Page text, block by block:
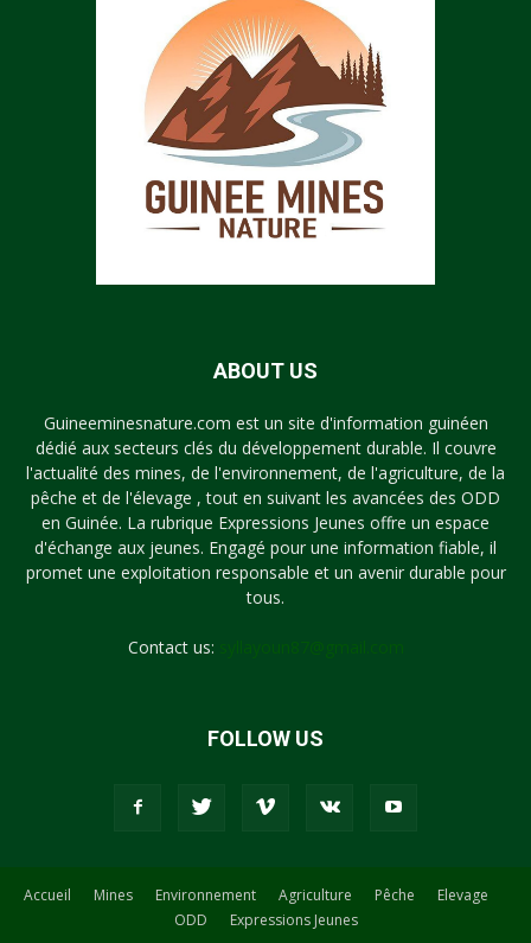
ABOUT US
Guineeminesnature.com est un site d'information guinéen
dédié aux secteurs clés du développement durable. Il couvre
l'actualité des mines, de l'environnement, de l'agriculture, de la
pêche et de l'élevage , tout en suivant les avancées des ODD
en Guinée. La rubrique Expressions Jeunes offre un espace
d'échange aux jeunes. Engagé pour une information fiable, il
promet une exploitation responsable et un avenir durable pour
tous.
Contact us:
FOLLOW US
Accueil Mines Environnement Agriculture Pêche
Elevage
ODD
Expressions Jeunes